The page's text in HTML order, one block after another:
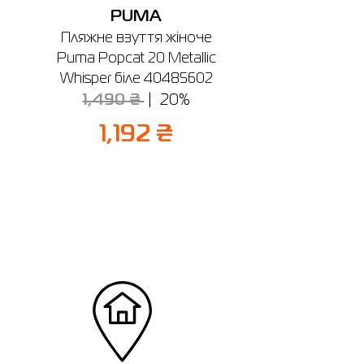
PUMA
Пляжне взуття жіноче
Puma Popcat 20 Metallic
Whisper біле 40485602
1,490 ₴ 20%
1,192 ₴